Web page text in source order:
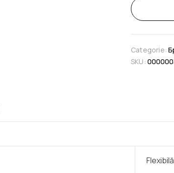
Categorie:
SKU:
Flexibilă